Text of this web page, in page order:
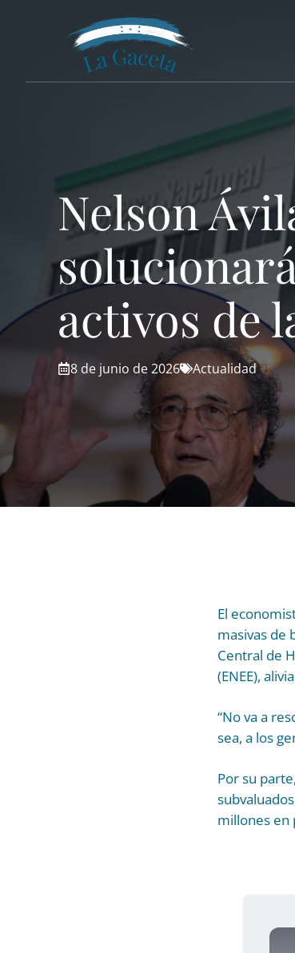
Nelson
activos de
8 de junio de 2026 Actualidad
El
masivas de
Central de
(ENEE),
“No va a
sea, a los
Por su
millones en